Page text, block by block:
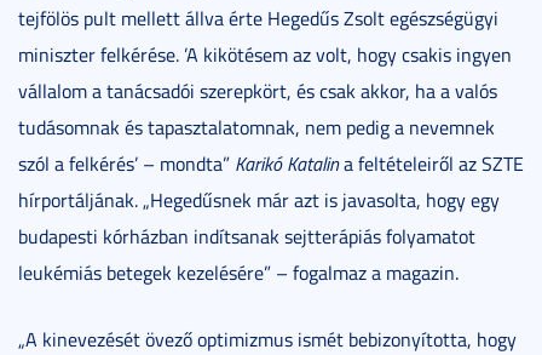
tejfölös pult mellett állva érte Hegedűs Zsolt egészségügyi
miniszter felkérése. ’A kikötésem az volt, hogy csakis ingyen
vállalom a tanácsadói szerepkört, és csak akkor, ha a valós
tudásomnak és tapasztalatomnak, nem pedig a nevemnek
szól a felkérés’ – mondta” Karikó Katalina feltételeiről az SZTE
hírportáljának. „Hegedűsnek már azt is javasolta, hogy egy
budapesti kórházban indítsanak sejtterápiás folyamatot
leukémiás betegek kezelésére” – fogalmaz a magazin.
„A kinevezését övező optimizmus ismét bebizonyította, hogy